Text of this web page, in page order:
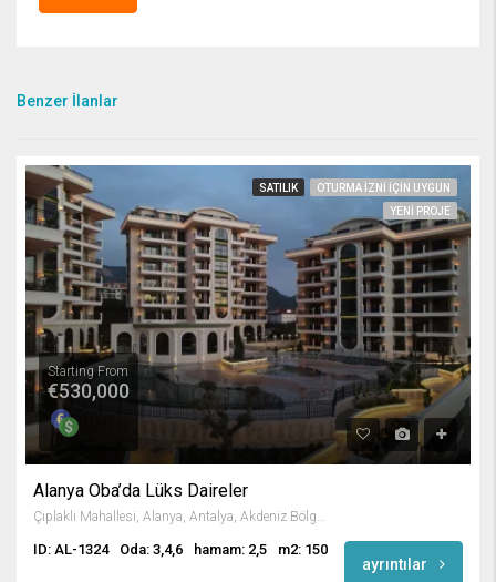
Benzer İlanlar
SATILIK
OTURMA IZNI IÇIN UYGUN
YENI PROJE
Starting From
€530,000
Alanya Oba’da Lüks Daireler
ID: AL-1324 Oda: 3,4,6 hamam: 2,5 m2: 150
ayrıntılar